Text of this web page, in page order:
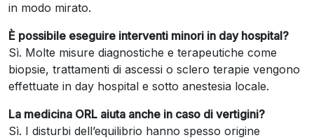
in modo mirato.
È possibile eseguire interventi minori in day hospital?
Sì. Molte misure diagnostiche e terapeutiche come
biopsie, trattamenti di ascessi o sclero terapie vengono
effettuate in day hospital e sotto anestesia locale.
La medicina ORL aiuta anche in caso di vertigini?
Sì. I disturbi dell’equilibrio hanno spesso origine